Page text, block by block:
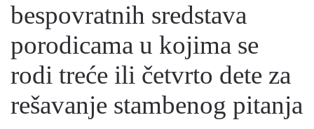
bespovratnih sredstava
porodicama u kojima se
rodi treće ili četvrto dete za
rešavanje stambenog pitanja